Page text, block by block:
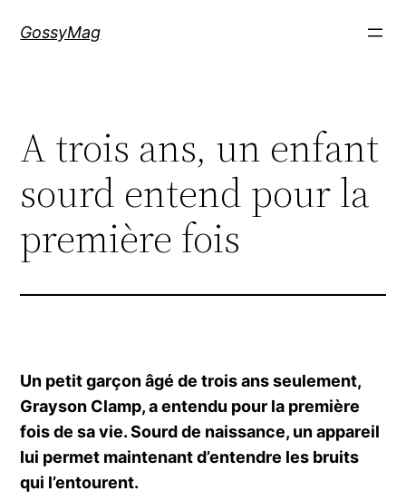
GossyMag
A trois ans, un enfant
sourd entend pour la
première fois
Un petit garçon âgé de trois ans seulement,
Grayson Clamp, a entendu pour la première
fois de sa vie. Sourd de naissance, un appareil
lui permet maintenant d’entendre les bruits
qui l’entourent.